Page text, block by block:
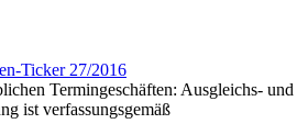
Ticker 27/2016
Termingeschäften: Ausgleichs- und
ist verfassungsgemäß